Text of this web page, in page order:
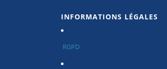
INFORMATIONS LÉGALES
RGPD